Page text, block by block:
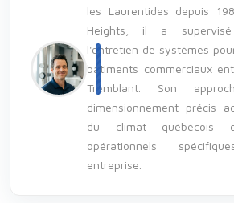
les Laurentides depuis
Heights, il a
l'entretien de systèmes
bâtiments commerciaux
Tremblant. Son
dimensionnement précis
du climat québécois
opérationnels
entreprise.